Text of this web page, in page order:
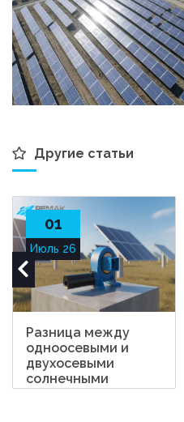
Другие статьи
01
Июль 26
Разница между
одноосевыми и
двухосевыми
солнечными